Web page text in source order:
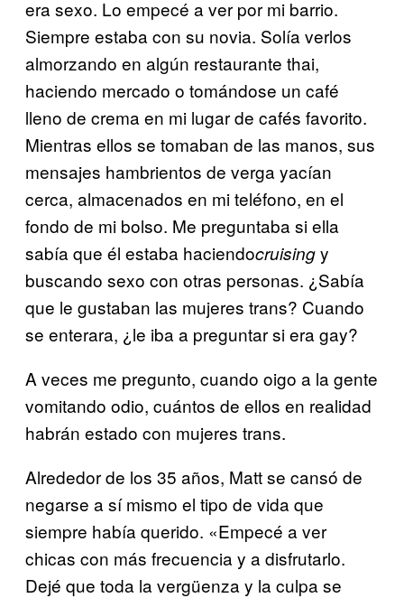
era sexo. Lo empecé a ver por mi barrio.
Siempre estaba con su novia. Solía verlos
almorzando en algún restaurante thai,
haciendo mercado o tomándose un café
lleno de crema en mi lugar de cafés favorito.
Mientras ellos se tomaban de las manos, sus
mensajes hambrientos de verga yacían
cerca, almacenados en mi teléfono, en el
fondo de mi bolso. Me preguntaba si ella
sabía que él estaba haciendocruisingy
buscando sexo con otras personas. ¿Sabía
que le gustaban las mujeres trans? Cuando
se enterara, ¿le iba a preguntar si era gay?
A veces me pregunto, cuando oigo a la gente
vomitando odio, cuántos de ellos en realidad
habrán estado con mujeres trans.
Alrededor de los 35 años, Matt se cansó de
negarse a sí mismo el tipo de vida que
siempre había querido. «Empecé a ver
chicas con más frecuencia y a disfrutarlo.
Dejé que toda la vergüenza y la culpa se